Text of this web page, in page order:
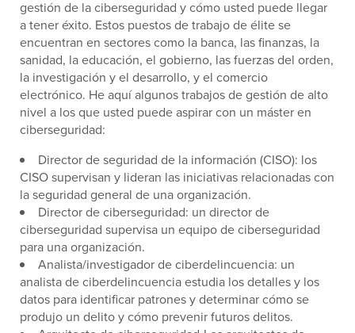
gestión de la ciberseguridad y cómo usted puede llegar
a tener éxito. Estos puestos de trabajo de élite se
encuentran en sectores como la banca, las finanzas, la
sanidad, la educación, el gobierno, las fuerzas del orden,
la investigación y el desarrollo, y el comercio
electrónico. He aquí algunos trabajos de gestión de alto
nivel a los que usted puede aspirar con un máster en
ciberseguridad:
Director de seguridad de la información (CISO): los
CISO supervisan y lideran las iniciativas relacionadas con
la seguridad general de una organización.
Director de ciberseguridad: un director de
ciberseguridad supervisa un equipo de ciberseguridad
para una organización.
Analista/investigador de ciberdelincuencia: un
analista de ciberdelincuencia estudia los detalles y los
datos para identificar patrones y determinar cómo se
produjo un delito y cómo prevenir futuros delitos.